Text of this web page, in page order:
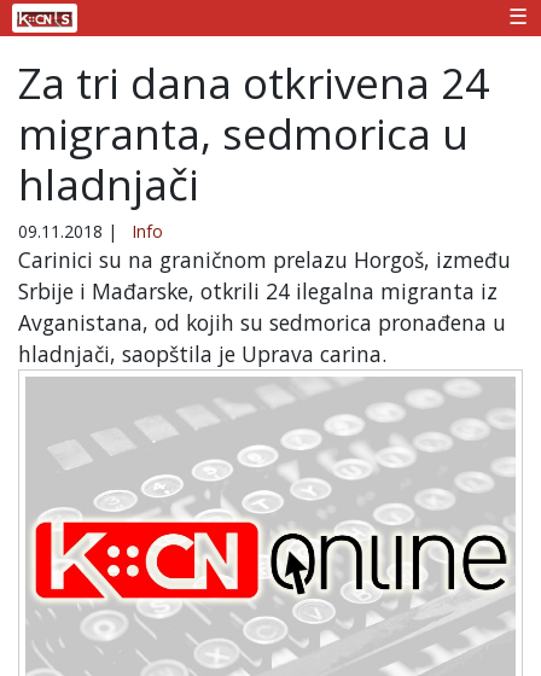
☰
Za tri dana otkrivena 24
migranta, sedmorica u
hladnjači
09.11.2018 | Info
Carinici su na graničnom prelazu Horgoš, između
Srbije i Mađarske, otkrili 24 ilegalna migranta iz
Avganistana, od kojih su sedmorica pronađena u
hladnjači, saopštila je Uprava carina.